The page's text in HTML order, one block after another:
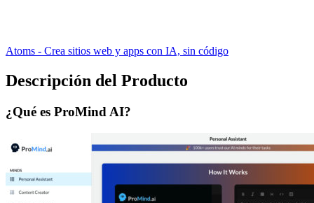
Atoms - Crea sitios web y apps con IA, sin código
Descripción del Producto
¿Qué es ProMind AI?